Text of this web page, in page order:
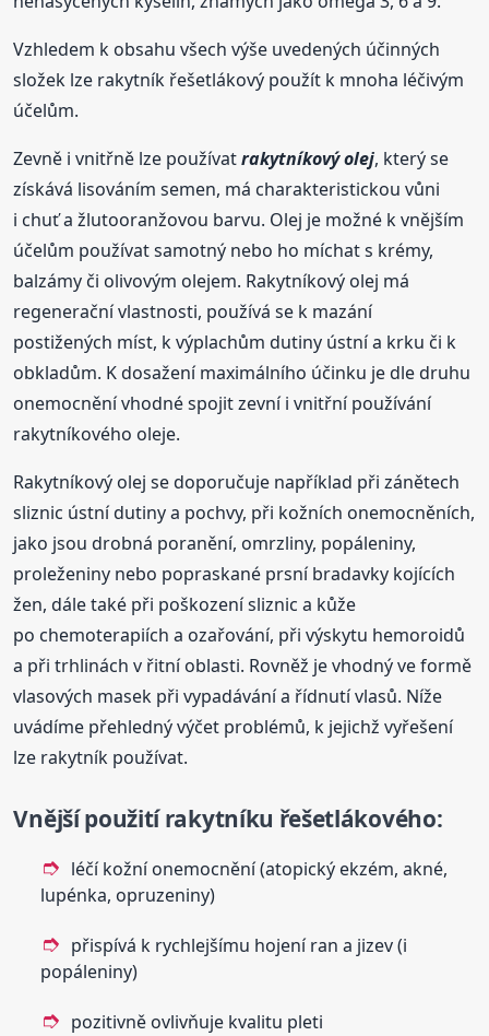
Vzhledem k obsahu všech výše uvedených účinných
složek lze rakytník řešetlákový použít k mnoha léčivým
účelům.
Zevně i vnitřně lze používatrakytníkový olej, který se
získává lisováním semen, má charakteristickou vůni
i chuť a žlutooranžovou barvu. Olej je možné k vnějším
účelům používat samotný nebo ho míchat s krémy,
balzámy či olivovým olejem. Rakytníkový olej má
regenerační vlastnosti, používá se k mazání
postižených míst, k výplachům dutiny ústní a krku či k
obkladům. K dosažení maximálního účinku je dle druhu
onemocnění vhodné spojit zevní i vnitřní používání
rakytníkového oleje.
Rakytníkový olej se doporučuje například při zánětech
sliznic ústní dutiny a pochvy, při kožních onemocněních,
jako jsou drobná poranění, omrzliny, popáleniny,
proleženiny nebo popraskané prsní bradavky kojících
žen, dále také při poškození sliznic a kůže
po chemoterapiích a ozařování, při výskytu hemoroidů
a při trhlinách v řitní oblasti. Rovněž je vhodný ve formě
vlasových masek při vypadávání a řídnutí vlasů. Níže
uvádíme přehledný výčet problémů, k jejichž vyřešení
lze rakytník používat.
Vnější použití rakytníku řešetlákového:
léčí kožní onemocnění (atopický ekzém, akné,
lupénka, opruzeniny)
přispívá k rychlejšímu hojení ran a jizev (i
popáleniny)
pozitivně ovlivňuje kvalitu pleti